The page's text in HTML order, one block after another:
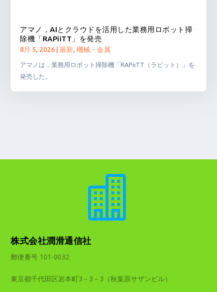
アマノ，AIとクラウドを活用した業務用ロボット掃
除機「RAPiiTT」を発売
8月 5, 2026 |最新,機械・金属
アマノは，業務用ロボット掃除機「RAPiiTT（ラピット）」を
発売した。

株式会社潤滑通信社
郵便番号 101-0032
東京都千代田区岩本町3－3－3（秋葉原サザンビル）